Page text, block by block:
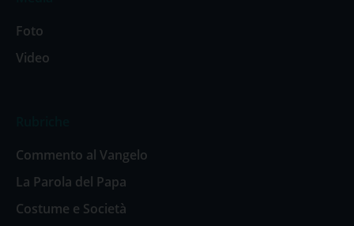
Foto
Video
Commento al Vangelo
La Parola del Papa
Costume e Società